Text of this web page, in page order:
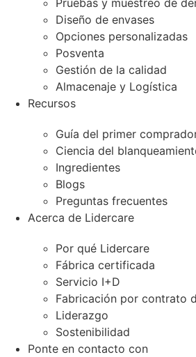
Pruebas y muestreo de
Diseño de envases
Opciones personalizadas
Posventa
Gestión de la calidad
Almacenaje y Logística
Recursos
Guía del primer
Ciencia del
Ingredientes
Blogs
Preguntas frecuentes
Acerca de Lidercare
Por qué Lidercare
Fábrica certificada
Servicio I+D
Fabricación por contrato
Liderazgo
Sostenibilidad
Ponte en contacto con